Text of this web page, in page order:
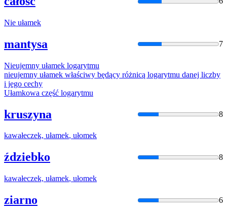
Nie ułamek
mantysa 7
Nieujemny ułamek logarytmu
nieujemny ułamek właściwy będący różnicą logarytmu danej liczby
i jego cechy
Ułamkowa część logarytmu
kruszyna 8
kawałeczek, ułamek, ułomek
ździebko 8
kawałeczek, ułamek, ułomek
ziarno 6